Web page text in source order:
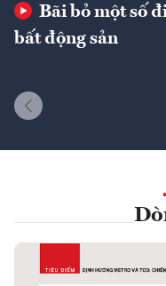
Bãi bỏ một số
bất động sản